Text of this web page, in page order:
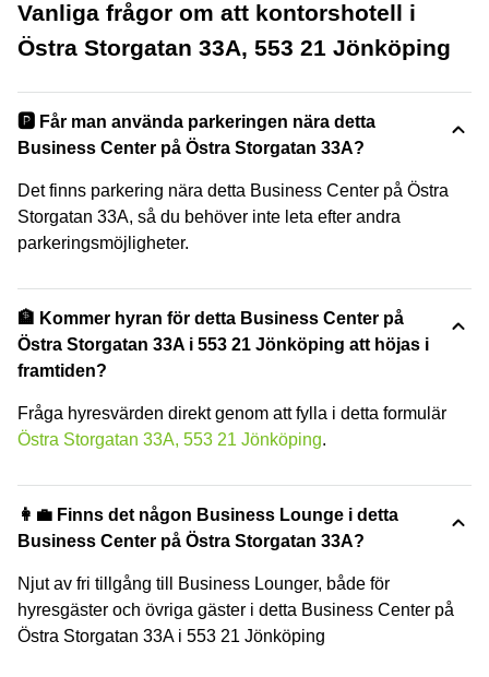
Vanliga frågor om att kontorshotell i
Östra Storgatan 33A, 553 21 Jönköping
🅿️ Får man använda parkeringen nära detta
Business Center på Östra Storgatan 33A?
Det finns parkering nära detta Business Center på Östra
Storgatan 33A, så du behöver inte leta efter andra
parkeringsmöjligheter.
🏦 Kommer hyran för detta Business Center på
Östra Storgatan 33A i 553 21 Jönköping att höjas i
framtiden?
Fråga hyresvärden direkt genom att fylla i detta formulär
Östra Storgatan 33A, 553 21 Jönköping.
👩‍💼 Finns det någon Business Lounge i detta
Business Center på Östra Storgatan 33A?
Njut av fri tillgång till Business Lounger, både för
hyresgäster och övriga gäster i detta Business Center på
Östra Storgatan 33A i 553 21 Jönköping